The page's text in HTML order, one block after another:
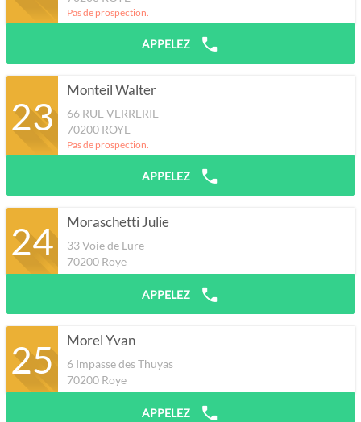
Pas de prospection.
APPELEZ
23
Monteil Walter
66 RUE VERRERIE
70200 ROYE
Pas de prospection.
APPELEZ
24 Moraschetti Julie
33 Voie de Lure
70200 Roye
APPELEZ
25 Morel Yvan
6 Impasse des Thuyas
70200 Roye
APPELEZ